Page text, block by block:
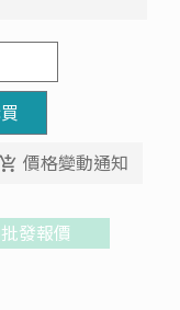
價格變動通知
批發報價